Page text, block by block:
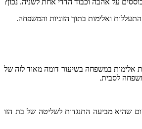
על אהבה וכבוד הדדי אחת לשניה. נכון?
ואלימות בתוך הזוגיות והמשפחה.
אלימות במשפחה בשיעור דומה מאוד לזה של
שהיא מביעה התנגדות לשליטה של בת הזו